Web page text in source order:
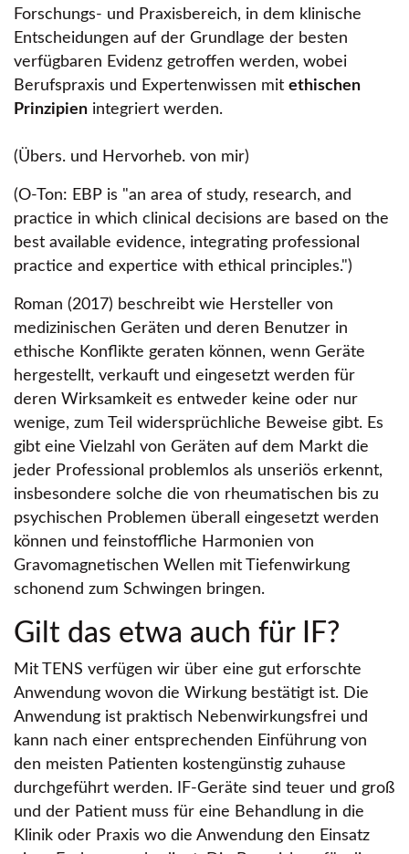
Forschungs- und Praxisbereich, in dem klinische
Entscheidungen auf der Grundlage der besten
verfügbaren Evidenz getroffen werden, wobei
Berufspraxis und Expertenwissen mit ethischen
Prinzipien integriert werden.
(Übers. und Hervorheb. von mir)
(O-Ton: EBP is
an area of study, research, and
practice in which clinical decisions are based on the
best available evidence, integrating professional
practice and expertice with ethical principles. )
Roman (2017) beschreibt wie Hersteller von
medizinischen Geräten und deren Benutzer in
ethische Konflikte geraten können, wenn Geräte
hergestellt, verkauft und eingesetzt werden für
deren Wirksamkeit es entweder keine oder nur
wenige, zum Teil widersprüchliche Beweise gibt. Es
gibt eine Vielzahl von Geräten auf dem Markt die
jeder Professional problemlos als unseriös erkennt,
insbesondere solche die von rheumatischen bis zu
psychischen Problemen überall eingesetzt werden
können und feinstoffliche Harmonien von
Gravomagnetischen Wellen mit Tiefenwirkung
schonend zum Schwingen bringen.
Gilt das etwa auch für IF?
Mit TENS verfügen wir über eine gut erforschte
Anwendung wovon die Wirkung bestätigt ist. Die
Anwendung ist praktisch Nebenwirkungsfrei und
kann nach einer entsprechenden Einführung von
den meisten Patienten kostengünstig zuhause
durchgeführt werden. IF-Geräte sind teuer und groß
und der Patient muss für eine Behandlung in die
Klinik oder Praxis wo die Anwendung den Einsatz